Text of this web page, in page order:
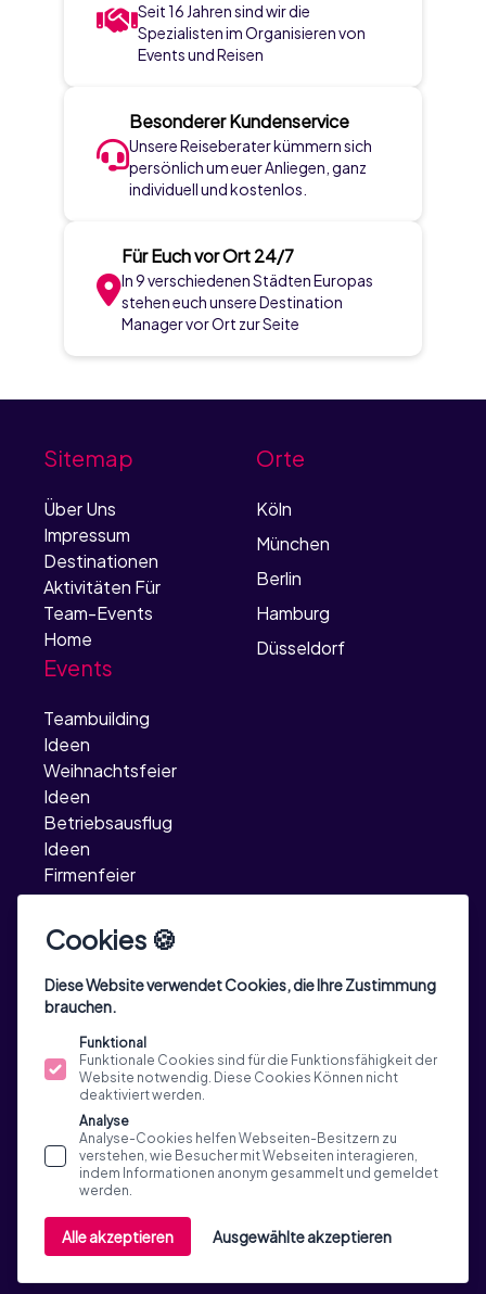
Cookies 🍪
Diese Website verwendet Cookies, die Ihre Zustimmung
brauchen.
Funktional
Funktionale Cookies sind für die Funktionsfähigkeit der
Website notwendig. Diese Cookies Können nicht
deaktiviert werden.
Analyse
Analyse-Cookies helfen Webseiten-Besitzern zu
verstehen, wie Besucher mit Webseiten interagieren,
indem Informationen anonym gesammelt und gemeldet
werden.
Alle akzeptieren Ausgewählte akzeptieren
Seit 16 Jahren sind wir die
Spezialisten im Organisieren von
Events und Reisen
Besonderer Kundenservice
Unsere Reiseberater kümmern sich
persönlich um euer Anliegen, ganz
individuell und kostenlos.
Für Euch vor Ort 24/7
In 9 verschiedenen Städten Europas
stehen euch unsere Destination
Manager vor Ort zur Seite
Sitemap
Über Uns
Impressum
Destinationen
Aktivitäten Für
Team-Events
Home
Events
Teambuilding
Ideen
Weihnachtsfeier
Ideen
Betriebsausflug
Ideen
Firmenfeier
Ideen
Incentive Reisen
TeamEvent
Ideen
Orte
Köln
München
Berlin
Hamburg
Düsseldorf
© 2015 - 2026 Custom Tours GmbH, Via Generale
Guisan 33a, 6900 Massagno, Switzerland